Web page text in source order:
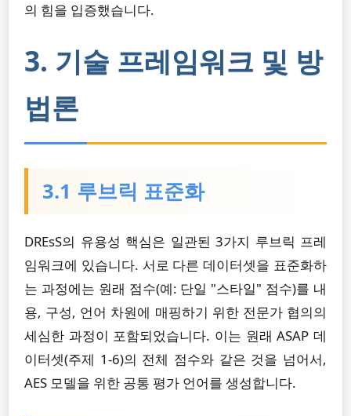
의 힘을 입증했습니다.
3. 기술 프레임워크 및 방
법론
3.1 루브릭 표준화
DREsS의 유용성 핵심은 일관된 3가지 루브릭 프레
임워크에 있습니다. 서로 다른 데이터셋을 표준화하
는 과정에는 원래 점수(예: 단일 "스타일" 점수)를 내
용, 구성, 언어 차원에 매핑하기 위한 전문가 협의의
세심한 과정이 포함되었습니다. 이는 원래 ASAP 데
이터셋(주제 1-6)의 전체 점수와 같은 것을 넘어서,
AES 모델을 위한 공통 평가 언어를 생성합니다.